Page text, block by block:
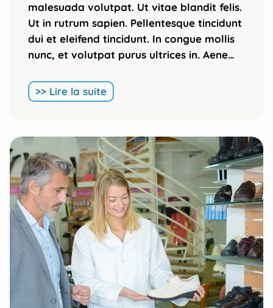
malesuada volutpat. Ut vitae blandit felis.
Ut in rutrum sapien. Pellentesque tincidunt
dui et eleifend tincidunt. In congue mollis
nunc, et volutpat purus ultrices in. Aene…
>> Lire la suite